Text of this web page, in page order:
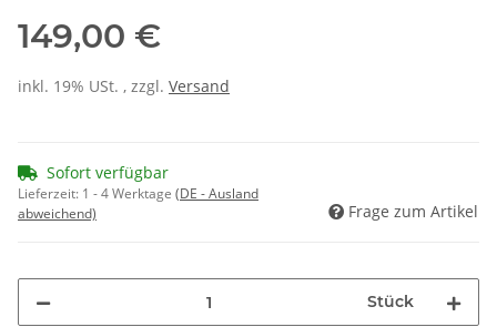
149,00 €
inkl. 19% USt. , zzgl. Versand
Sofort verfügbar
Lieferzeit: 1 - 4 Werktage (DE - Ausland
abweichend)
Frage zum Artikel
Stück